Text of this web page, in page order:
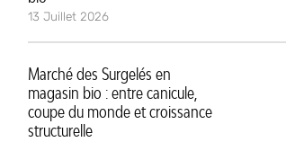
13 Juillet 2026
Marché des Surgelés en
magasin bio : entre canicule,
coupe du monde et croissance
structurelle